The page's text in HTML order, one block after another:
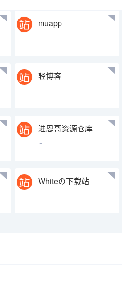
muapp
...
轻博客
...
进恩哥资源仓库
...
Whiteの下载站
...